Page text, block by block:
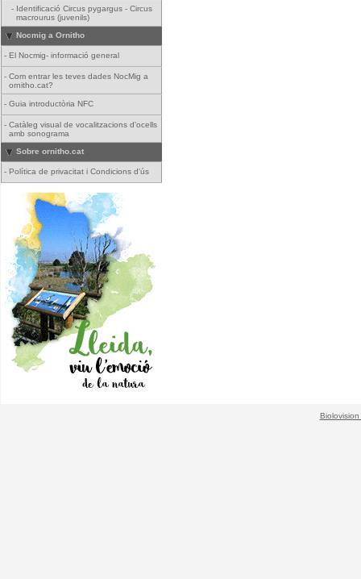
- Identificació Circus pygargus - Circus
macrourus (juvenils)
Nocmig a Ornitho
- El Nocmig- informació general
- Com entrar les teves dades NocMig a
ornitho.cat?
- Guia introductòria NFC
- Catàleg visual de vocalitzacions d'ocells
amb sonograma
Sobre ornitho.cat
- Política de privacitat i Condicions d'ús
Biolovision